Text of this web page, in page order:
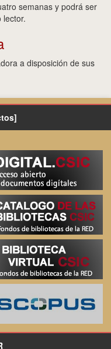
semanas y podrá ser
lector.
a disposición de sus